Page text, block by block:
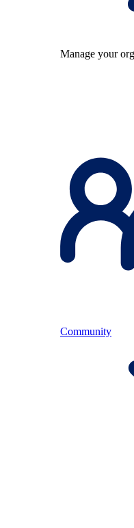
Manage your
Community